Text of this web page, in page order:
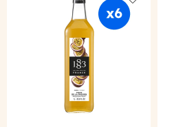
Add to wishlist